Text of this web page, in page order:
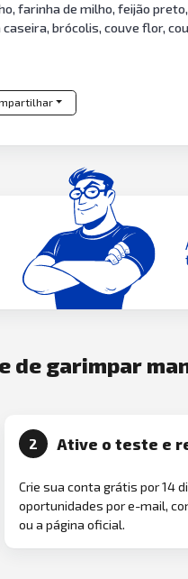
farinha de milho, feijão
brócolis, couve flor,
de garimpar
2 Ative o teste e
Crie sua conta grátis por 14
oportunidades por e-mail,
ou a página oficial.